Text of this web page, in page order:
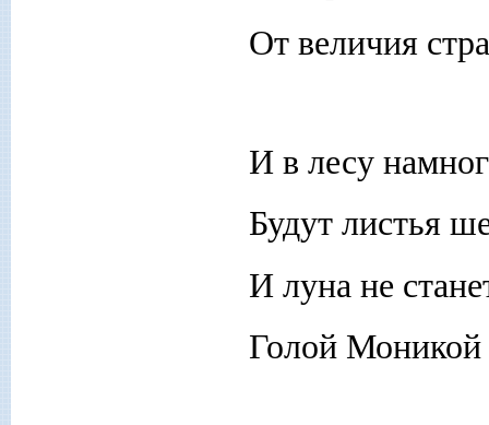
От величия
И в лесу
Будут листья
И луна не
Голой Моникой